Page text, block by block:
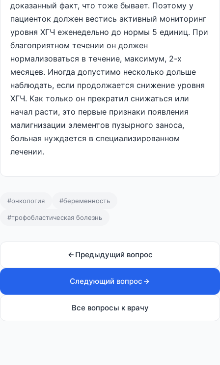
доказанный факт, что тоже бывает. Поэтому у
пациенток должен вестись активный мониторинг
уровня ХГЧ еженедельно до нормы 5 единиц. При
благоприятном течении он должен
нормализоваться в течение, максимум, 2-х
месяцев. Иногда допустимо несколько дольше
наблюдать, если продолжается снижение уровня
ХГЧ. Как только он прекратил снижаться или
начал расти, это первые признаки появления
малигнизации элементов пузырного заноса,
больная нуждается в специализированном
лечении.
#онкология #беременность
#трофобластическая болезнь
Предыдущий вопрос
Следующий вопрос
Все вопросы к врачу